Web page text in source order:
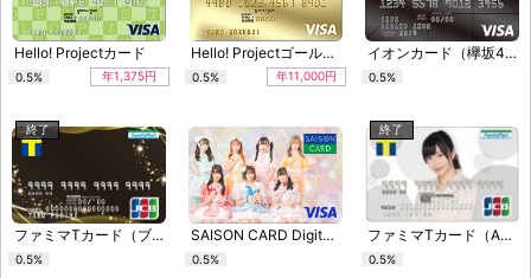
Hello! Projectカード
0.5% 年1,375円
Hello! Projectゴールドカード
0.5% 年11,000円
イオンカード（欅坂46）
0.5%
ファミマTカード（ブラックデザイン）
0.5%
終了
SAISON CARD Digital < Julia House >
0.5%
ファミマTカード（AKB48グループデザイン）
0.5%
終了